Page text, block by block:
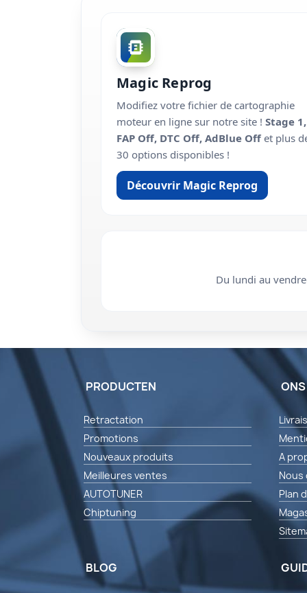
Magic Reprog
Modifiez votre fichier de cartographie
moteur en ligne sur notre site ! Stage 1,
FAP Off, DTC Off, AdBlue Off et plus
30 options disponibles !
Découvrir Magic Reprog
Du lundi au
PRODUCTEN
Retractation
Promotions
Nouveaux produits
Meilleures ventes
AUTOTUNER
Chiptuning
A
Plan
BLOG